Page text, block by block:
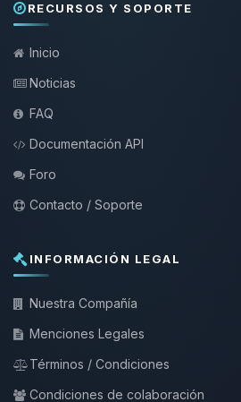
RECURSOS Y SOPORTE
Inicio
Noticias
FAQ
Documentación API
Foro
Contacto / Soporte
INFORMACIÓN LEGAL
Nuestra Compañía
Menciones Legales
Términos / Condiciones
Condiciones de colaboración